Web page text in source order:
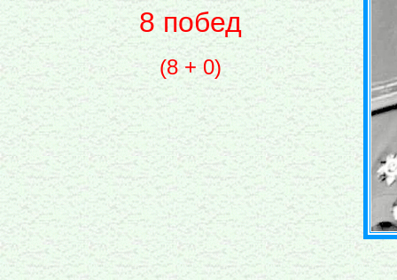
8 побед
(8 + 0)